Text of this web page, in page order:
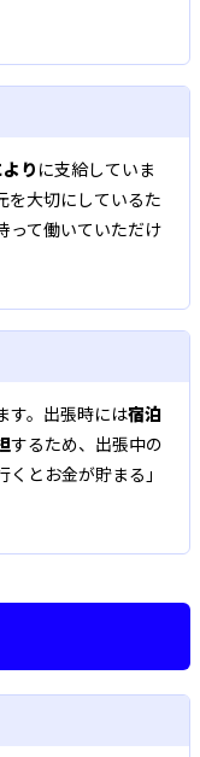
りに支給していま
を大切にしているた
って働いていただけ
す。出張時には宿泊
するため、出張中の
とお金が貯まる」